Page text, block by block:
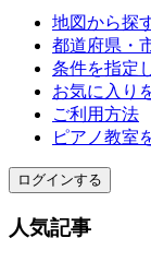
地図から探
都道府県・
条件を指定
お気に入り
ご利用方法
ピアノ教室
ログインする
人気記事